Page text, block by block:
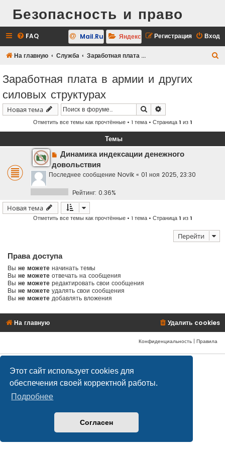
Этот сайт использует cookies для
обеспечения своей корректной работы.
Подробнее
Согласен
Безопасность и право
FAQ Вход
Регистрация
Mail.Ru Яндекс
На главную Служба Заработная плата в армии и других силовых структурах
Заработная плата в армии и других
силовых структурах
Новая тема Поиск
Отметить все темы как прочтённые• 1 тема • Страница1 из1
Темы
Динамика индексации денежного
довольствия
Последнее сообщение Novik « 01 ноя 2025, 23:30
Рейтинг: 0.36%
Новая тема
Отметить все темы как прочтённые• 1 тема • Страница1 из1
Перейти
Права доступа
Вы не можете начинать темы
Вы не можете отвечать на сообщения
Вы не можете редактировать свои сообщения
Вы не можете удалять свои сообщения
Вы не можете добавлять вложения
На главную Удалить cookies
Конфиденциальность | Правила